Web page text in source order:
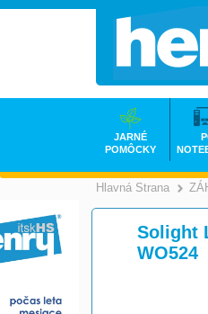
Hlavná Strana
Solight
WO524
JARNÉ
POMÔCKY